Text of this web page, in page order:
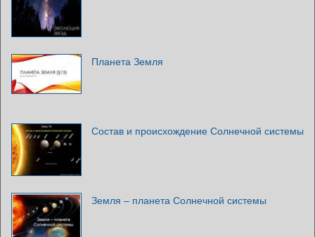
Планета Земля
Состав и происхождение Солнечной системы
Земля – планета Солнечной системы